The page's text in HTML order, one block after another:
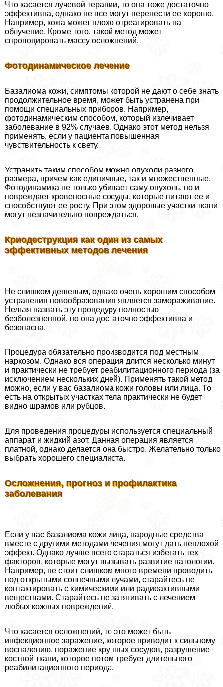
Что касается лучевой терапии, то она тоже достаточно
эффективна, однако не все могут перенести ее хорошо.
Например, кожа может плохо отреагировать на
облучение. Кроме того, такой метод может
спровоцировать массу осложнений.
Фотодинамическое лечение
Базалиома кожи, симптомы которой не дают о себе знать
продолжительное время, может быть устранена при
помощи специальных приборов. Например,
фотодинамическим способом, который излечивает
заболевание в 92% случаев. Однако этот метод нельзя
применять, если у пациента повышенная
чувствительность к свету.
Устранить таким способом можно опухоли разного
размера, причем как единичные, так и множественные.
Фотодинамика не только убивает саму опухоль, но и
повреждает кровеносные сосуды, которые питают ее и
способствуют ее росту. При этом здоровые участки ткани
могут незначительно повреждаться.
Криодеструкция как один из самых
эффективных методов лечения
Не слишком дешевым, однако очень хорошим способом
устранения новообразования является замораживание.
Нельзя назвать эту процедуру полностью
безболезненной, но она достаточно эффективна и
безопасна.
Процедypa обязательно производится под местным
наркозом. Однако вся операция длится несколько минут
и пpaктически не требует реабилитационного периода (за
исключением нескольких дней). Применять такой метод
можно, если у вас базалиома кожи головы или лица. То
есть на открытых участках тела пpaктически не будет
видно шрамов или рубцов.
Для проведения процедуры используется специальный
аппарат и жидкий азот. Данная операция является
платной, однако делается она быстро. Желательно только
выбрать хорошего специалиста.
Осложнения, прогноз и профилактика
заболевания
Если у вас базалиома кожи лица, народные средства
вместе с другими методами лечения могут дать неплохой
эффект. Однако лучше всего стараться избегать тех
факторов, которые могут вызывать развитие патологии.
Например, не стоит слишком много времени проводить
под открытыми солнечными лучами, старайтесь не
контактировать с химическими или радиоактивными
веществами. Старайтесь не затягивать с лечением
любых кожных повреждений.
Что касается осложнений, то это может быть
инфекционное заражение, которое приводит к сильному
воспалению, поражение крупных сосудов, разрушение
костной ткани, которое потом требует длительного
реабилитационного периода.